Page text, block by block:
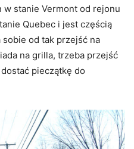
stanie Vermont od rejonu
Quebec i jest częścią
od tak przejść na
na grilla, trzeba przejść
pieczątkę do